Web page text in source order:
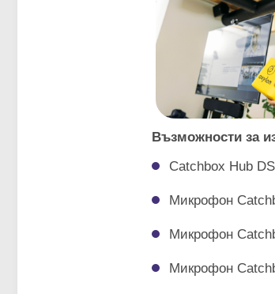
Възможности за
Catchbox Hub
Микрофон
Микрофон
Микрофон